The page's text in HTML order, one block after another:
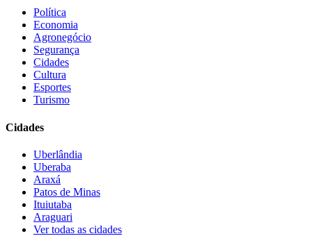
Política
Economia
Agronegócio
Segurança
Cidades
Cultura
Esportes
Turismo
Cidades
Uberlândia
Uberaba
Araxá
Patos de Minas
Ituiutaba
Araguari
Ver todas as cidades